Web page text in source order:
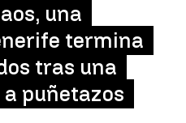
una
termina
tras una
puñetazos